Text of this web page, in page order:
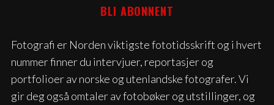
BLI ABONNENT
Fotografi er Norden viktigste fototidsskrift og i hvert
nummer finner du intervjuer, reportasjer og
portfolioer av norske og utenlandske fotografer. Vi
gir deg også omtaler av fotobøker og utstillinger, og